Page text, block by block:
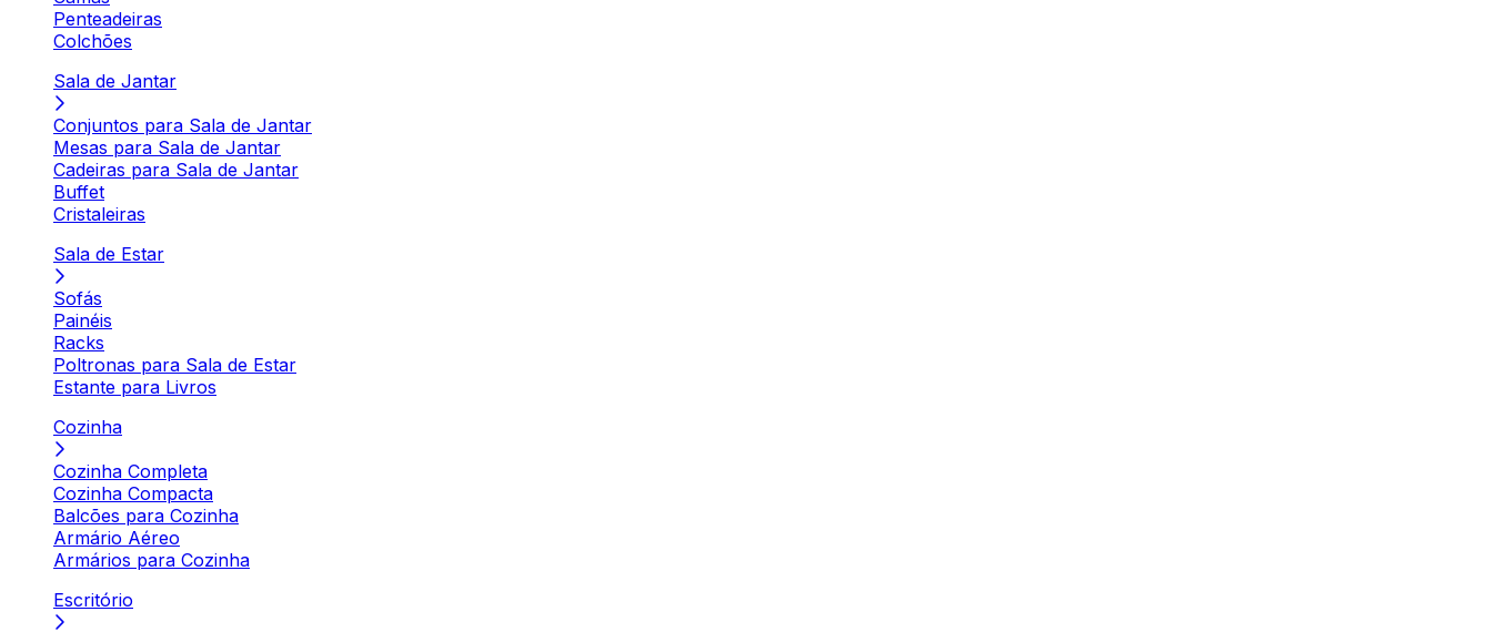
Penteadeiras
Colchões
Sala de Jantar
Conjuntos para Sala de Jantar
Mesas para Sala de Jantar
Cadeiras para Sala de Jantar
Buffet
Cristaleiras
Sala de Estar
Sofás
Painéis
Racks
Poltronas para Sala de Estar
Estante para Livros
Cozinha
Cozinha Completa
Cozinha Compacta
Balcões para Cozinha
Armário Aéreo
Armários para Cozinha
Escritório